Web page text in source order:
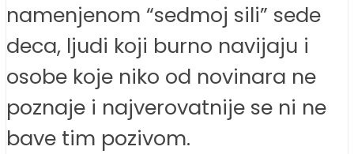
namenjenom “sedmoj sili” sede
deca, ljudi koji burno navijaju i
osobe koje niko od novinara ne
poznaje i najverovatnije se ni ne
bave tim pozivom.